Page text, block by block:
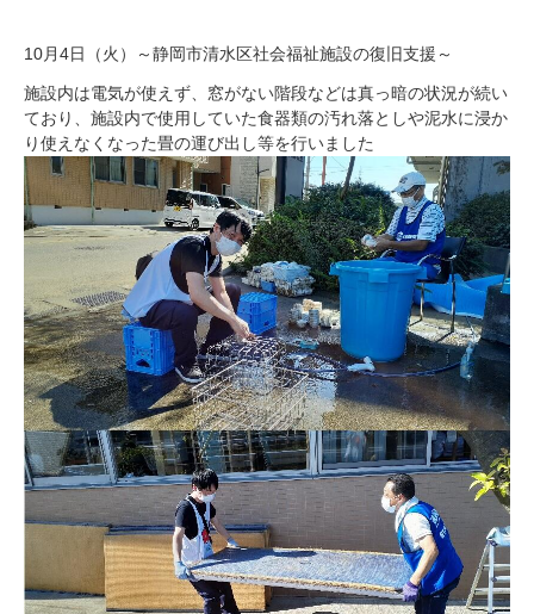
10月4日（火）～静岡市清水区社会福祉施設の復旧支援～
施設内は電気が使えず、窓がない階段などは真っ暗の状況が続い
ており、施設内で使用していた食器類の汚れ落としや泥水に浸か
り使えなくなった畳の運び出し等を行いました